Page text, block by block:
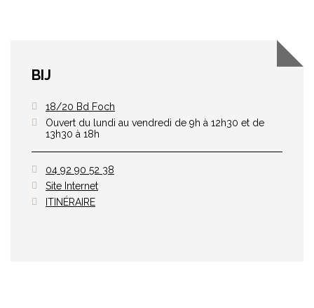
BIJ
18/20 Bd Foch
Ouvert du lundi au vendredi de 9h à 12h30 et de
13h30 à 18h
04 92 90 52 38
Site Internet
ITINÉRAIRE